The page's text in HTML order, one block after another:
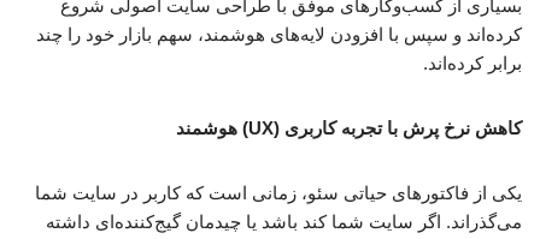
بسیاری از کسب‌وکارهای موفق با طراحی سایت اصولی شروع
کرده‌اند و سپس با افزودن لایه‌های هوشمند، سهم بازار خود را چند
برابر کرده‌اند.
کاهش نرخ پرش با تجربه کاربری (UX) هوشمند
یکی از فاکتورهای حیاتی سئو، زمانی است که کاربر در سایت شما
می‌گذراند. اگر سایت شما کند باشد یا چیدمان گیج‌کننده‌ای داشته